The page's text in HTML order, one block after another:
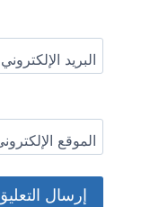
البريد الإلكتروني
الموقع